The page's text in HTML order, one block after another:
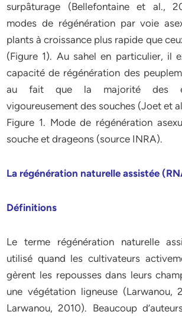
surpâturage (Bellefontaine et al.,
modes de régénération par voie
plants à croissance plus rapide que
(Figure 1). Au sahel en particulier, il
capacité de régénération des
au fait que la majorité des
vigoureusement des souches (Joet et
Figure 1. Mode de régénération
souche et drageons (source INRA).
La régénération naturelle assistée
Définitions
Le terme régénération naturelle
utilisé quand les cultivateurs
gèrent les repousses dans leurs
une végétation ligneuse
Larwanou, 2010). Beaucoup